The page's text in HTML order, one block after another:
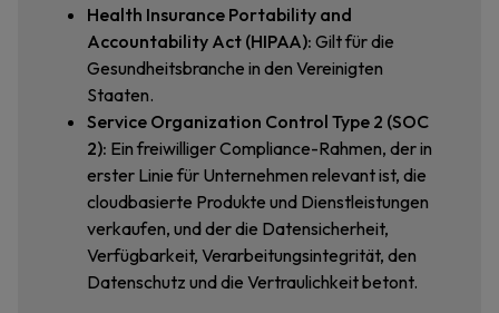
Health Insurance Portability and
Accountability Act (HIPAA): Gilt für die
Gesundheitsbranche in den Vereinigten
Staaten.
Service Organization Control Type 2 (SOC
2): Ein freiwilliger Compliance-Rahmen, der in
erster Linie für Unternehmen relevant ist, die
cloudbasierte Produkte und Dienstleistungen
verkaufen, und der die Datensicherheit,
Verfügbarkeit, Verarbeitungsintegrität, den
Datenschutz und die Vertraulichkeit betont.